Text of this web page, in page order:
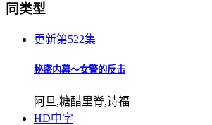
同类型
更新第522集
秘密内幕～女警的反击
阿旦,糖醋里脊,诗福
HD中字